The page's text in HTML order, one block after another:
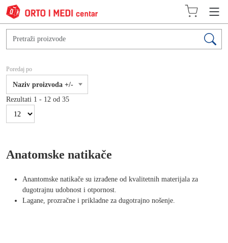
Poredaj po
Naziv proizvoda +/-
Rezultati 1 - 12 od 35
Anatomske natikače
Anantomske natikače su izrađene od kvalitetnih materijala za
dugotrajnu udobnost i otpornost.
Lagane, prozračne i prikladne za dugotrajno nošenje.